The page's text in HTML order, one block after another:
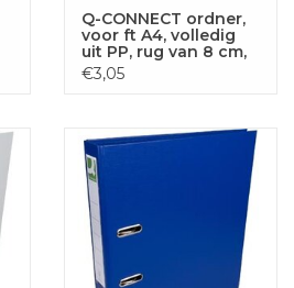
Q-CONNECT ordner,
voor ft A4, volledig
uit PP, rug van 8 cm,
turkoois
€3,05